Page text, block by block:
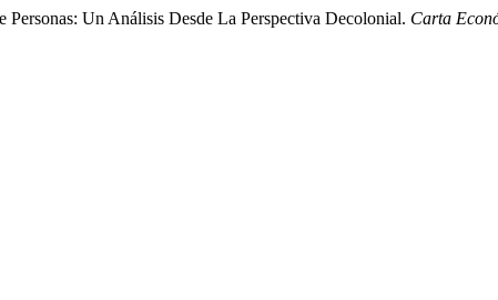
Un Análisis Desde La Perspectiva Decolonial. Carta